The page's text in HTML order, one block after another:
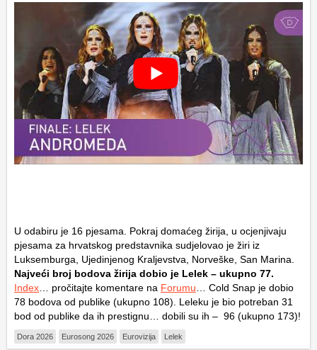
U odabiru je 16 pjesama. Pokraj domaćeg žirija, u ocjenjivaju
pjesama za hrvatskog predstavnika sudjelovao je žiri iz
Luksemburga, Ujedinjenog Kraljevstva, Norveške, San Marina.
Najveći broj bodova žirija dobio je Lelek – ukupno 77.
Index … pročitajte komentare na Forumu … Cold Snap je dobio
78 bodova od publike (ukupno 108). Leleku je bio potreban 31
bod od publike da ih prestignu… dobili su ih – 96 (ukupno 173)!
Dora 2026 Eurosong 2026 Eurovizija Lelek